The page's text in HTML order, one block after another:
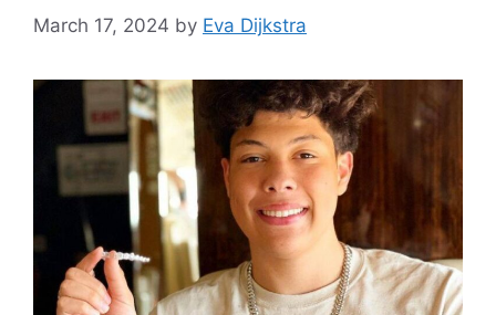
March 17, 2024 by Eva Dijkstra